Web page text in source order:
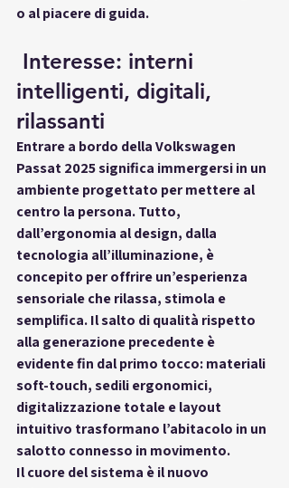
o al piacere di guida.
Interesse: interni
intelligenti, digitali,
rilassanti
Entrare a bordo della Volkswagen
Passat 2025 significa immergersi in un
ambiente progettato per mettere al
centro la persona. Tutto,
dall’ergonomia al design, dalla
tecnologia all’illuminazione, è
concepito per offrire un’esperienza
sensoriale che rilassa, stimola e
semplifica. Il salto di qualità rispetto
alla generazione precedente è
evidente fin dal primo tocco: materiali
soft-touch, sedili ergonomici,
digitalizzazione totale e layout
intuitivo trasformano l’abitacolo in un
salotto connesso in movimento.
Il cuore del sistema è il nuovo